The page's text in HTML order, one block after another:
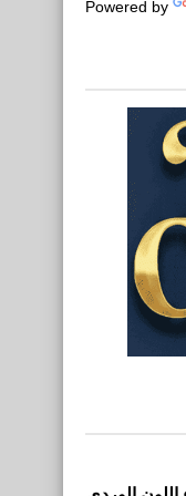
Powered by